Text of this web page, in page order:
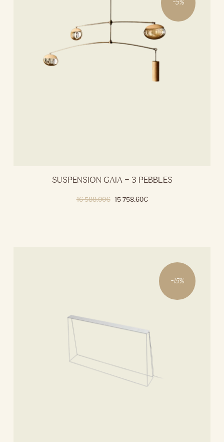
-5%
SUSPENSION GAIA – 3 PEBBLES
16 588.00€ 15 758.60€
-15%